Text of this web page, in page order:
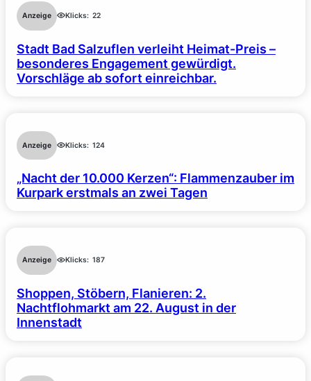
Anzeige Klicks: 22
Stadt Bad Salzuflen verleiht Heimat-Preis –
besonderes Engagement gewürdigt.
Vorschläge ab sofort einreichbar.
Anzeige Klicks: 124
„Nacht der 10.000 Kerzen“: Flammenzauber im
Kurpark erstmals an zwei Tagen
Anzeige Klicks: 187
Shoppen, Stöbern, Flanieren: 2.
Nachtflohmarkt am 22. August in der
Innenstadt